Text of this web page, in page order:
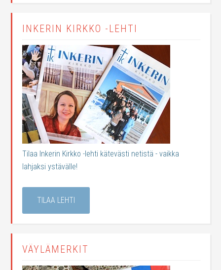
INKERIN KIRKKO -LEHTI
Tilaa Inkerin Kirkko -lehti kätevästi netistä - vaikka
lahjaksi ystävälle!
TILAA LEHTI
VÄYLÄMERKIT